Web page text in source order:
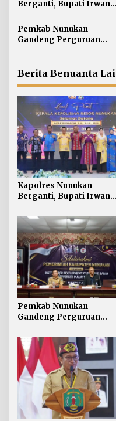
p
o
s
Berganti, Bupati Irwan
Jaga Stabilitas Wilayah
Perbatasan
Pemkab Nunukan
Gandeng Perguruan
Perbatasan
Berita Benuanta
Kapolres Nunukan
Berganti, Bupati Irwan
Jaga Stabilitas Wilayah
Perbatasan
Pemkab Nunukan
Gandeng Perguruan
Dukung Pembangunan
Perbatasan